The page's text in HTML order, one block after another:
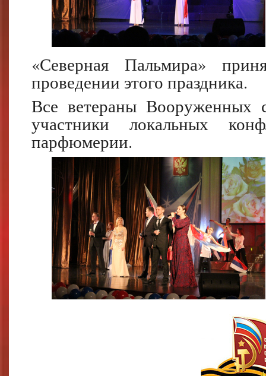
«Северная Пальмира»
проведении этого праздника.
Все ветераны Вооруженных
участники локальных
парфюмерии.